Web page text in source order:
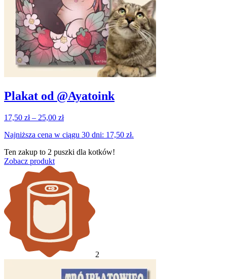
Plakat od @Ayatoink
17,50 zł – 25,00 złZakres
od
do
Najniższa cena w ciągu 30 dni: 17,50 zł.
Ten zakup to 2 puszki dla kotków!
Zobacz produkt
2